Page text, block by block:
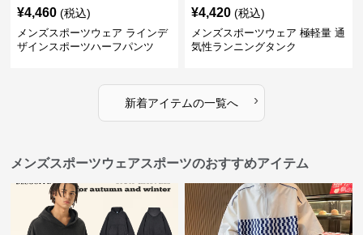
¥4,460 (税込)
メンズスポーツウェア ラインデ
ザインスポーツハーフパンツ
¥4,420 (税込)
メンズスポーツウェア 極軽量 通
気性ランニングタンク
新着アイテムの一覧へ ›
メンズスポーツウェアスポーツのおすすめアイテム